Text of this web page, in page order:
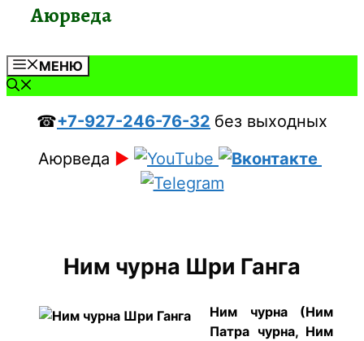
Аюрведа
МЕНЮ
☎+7-927-246-76-32 без выходных
Аюрведа ►
Ним чурна Шри Ганга
Ним чурна (Ним
Патра чурна, Ним